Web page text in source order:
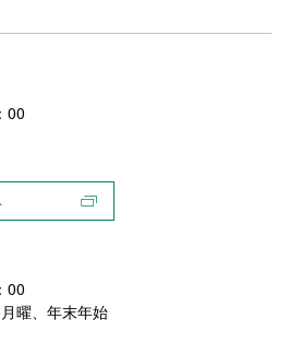
00
00
曜、年末年始